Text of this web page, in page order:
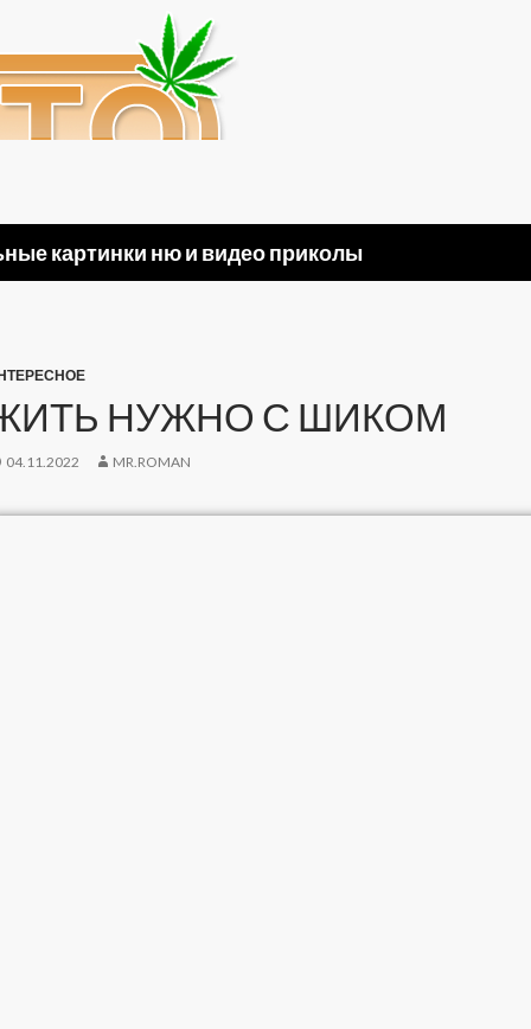
картинки ню и видео приколы
НУЖНО С ШИКОМ
04.11.2022 MR.ROMAN